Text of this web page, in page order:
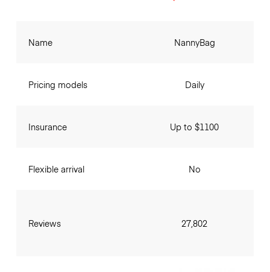
Name
Pricing models
Insurance
Flexible arrival
Reviews
NannyBag
Daily
Up to $1100
No
27,802